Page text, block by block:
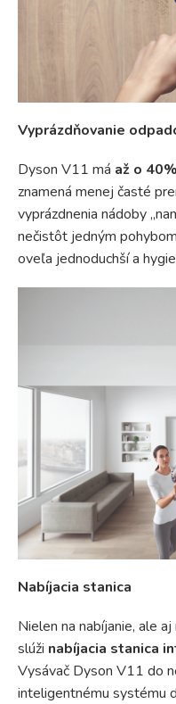
Vyprázdňovanie
Dyson V11 má až o
znamená menej časté
vyprázdnenia nádoby
nečistôt jedným
oveľa jednoduchší a
Nabíjacia stanica
Nielen na nabíjanie, ale
slúži nabíjacia stanica
Vysávač Dyson V11 do
inteligentnému systému